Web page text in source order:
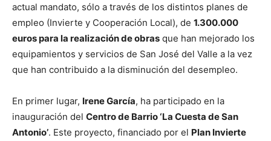
actual mandato, sólo a través de los distintos planes de
empleo (Invierte y Cooperación Local), de 1.300.000
euros para la realización de obras que han mejorado los
equipamientos y servicios de San José del Valle a la vez
que han contribuido a la disminución del desempleo.
En primer lugar, Irene García, ha participado en la
inauguración del Centro de Barrio ‘La Cuesta de San
Antonio’. Este proyecto, financiado por el Plan Invierte